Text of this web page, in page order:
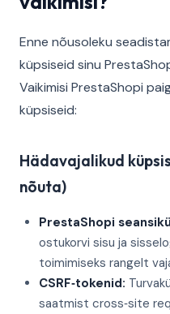
Enne nõusoleku
küpsiseid sinu
Vaikimisi PrestaShopi
küpsiseid:
Hädavajalikud
nõuta)
PrestaShopi
ostukorvi sisu ja
toimimiseks rangelt
CSRF‑tokenid:
saatmist cross‑site